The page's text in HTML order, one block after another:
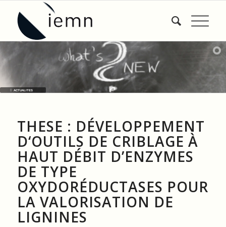
ACTUALITES
THESE : DÉVELOPPEMENT
D‘OUTILS DE CRIBLAGE À
HAUT DÉBIT D’ENZYMES
DE TYPE
OXYDORÉDUCTASES POUR
LA VALORISATION DE
LIGNINES